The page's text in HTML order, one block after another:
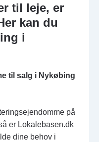
til leje, er
kan du
i
til salg i Nykøbing
på
er Lokalebasen.dk
dine behov i